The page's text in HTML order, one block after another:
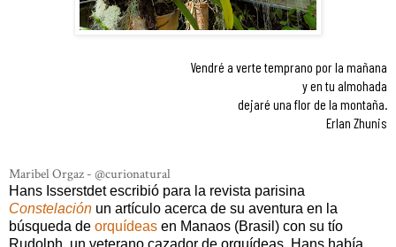
Vendré a verte temprano por la mañana
y en tu almohada
dejaré una flor de la montaña.
Erlan Zhunis
Maribel Orgaz - @curionatural
Hans Isserstdet escribió para la revista parisina
Constelación un artículo acerca de su aventura en la
búsqueda de orquídeas en Manaos (Brasil) con su tío
Rudolph, un veterano cazador de orquídeas. Hans había